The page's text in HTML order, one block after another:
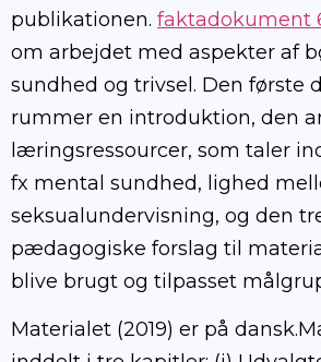
publikationen. faktadokument
om arbejdet med aspekter af
sundhed og trivsel. Den første
rummer en introduktion, den
læringsressourcer, som taler
fx mental sundhed, lighed
seksualundervisning, og den
pædagogiske forslag til
blive brugt og tilpasset
Materialet (2019) er på